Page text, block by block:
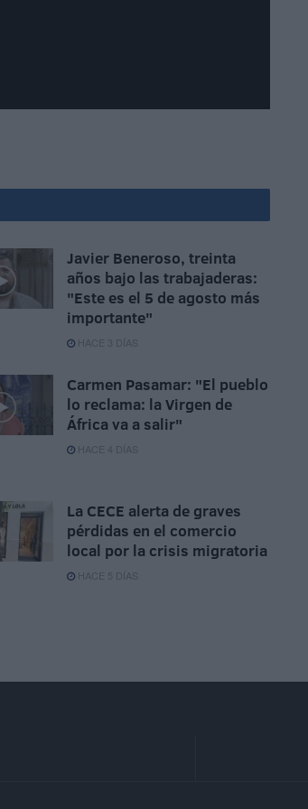
Javier Beneroso, treinta
años bajo las trabajaderas:
"Este es el 5 de agosto más
importante"
HACE 3 DÍAS
Carmen Pasamar: "El pueblo
lo reclama: la Virgen de
África va a salir"
HACE 4 DÍAS
La CECE alerta de graves
pérdidas en el comercio
local por la crisis migratoria
HACE 5 DÍAS